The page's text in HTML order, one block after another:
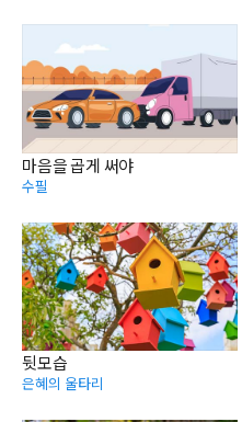
마음을 곱게 써야
수필
뒷모습
은혜의 울타리